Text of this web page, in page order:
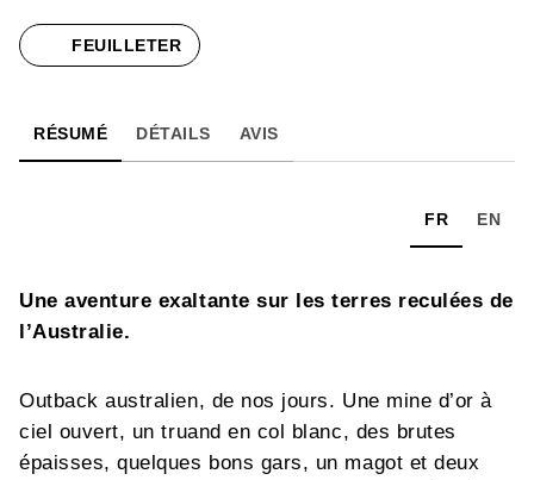
FEUILLETER
RÉSUMÉ DÉTAILS AVIS
FR EN
Une aventure exaltante sur les terres reculées de
l’Australie.
Outback australien, de nos jours. Une mine d’or à
ciel ouvert, un truand en col blanc, des brutes
épaisses, quelques bons gars, un magot et deux